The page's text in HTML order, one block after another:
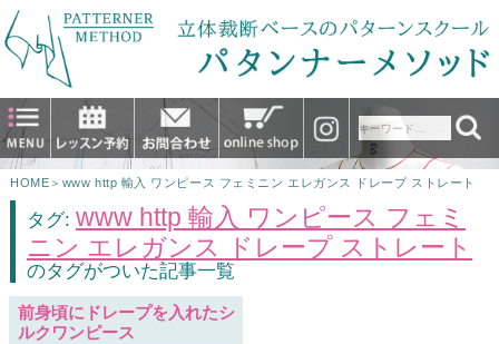
HOME ＞ www http 輸入 ワンピース フェミニン エレガンス ドレープ ストレート
タグ: www http 輸入 ワンピース フェミ
ニン エレガンス ドレープ ストレート
のタグがついた記事一覧
前身頃にドレープを入れたシ
ルクワンピース